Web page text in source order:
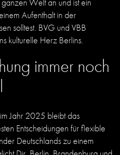
Aufenthalt in der
solltest. BVG und VBB
kulturelle Herz Berlins.
immer noch
Jahr 2025 bleibt das
Entscheidungen für flexible
Deutschlands zu einem